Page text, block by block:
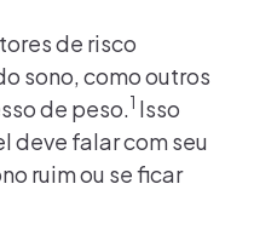
de risco
sono, como outros
de peso.1 Isso
deve falar com seu
ruim ou se ficar